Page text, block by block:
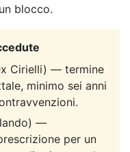
blocco.
Cirielli) — termine
minimo sei anni
—
per un